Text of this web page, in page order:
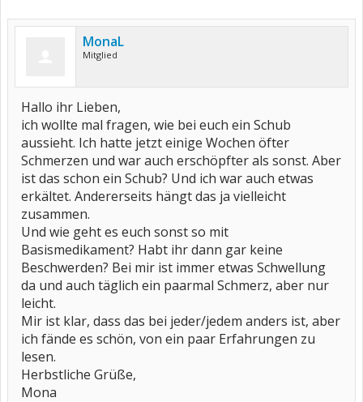
MonaL
Mitglied
Hallo ihr Lieben,
ich wollte mal fragen, wie bei euch ein Schub
aussieht. Ich hatte jetzt einige Wochen öfter
Schmerzen und war auch erschöpfter als sonst. Aber
ist das schon ein Schub? Und ich war auch etwas
erkältet. Andererseits hängt das ja vielleicht
zusammen.
Und wie geht es euch sonst so mit
Basismedikament? Habt ihr dann gar keine
Beschwerden? Bei mir ist immer etwas Schwellung
da und auch täglich ein paarmal Schmerz, aber nur
leicht.
Mir ist klar, dass das bei jeder/jedem anders ist, aber
ich fände es schön, von ein paar Erfahrungen zu
lesen.
Herbstliche Grüße,
Mona